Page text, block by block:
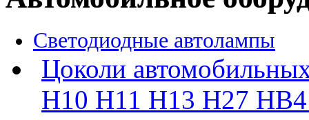
Светодиодные автолампы
Цоколи
H10 H11 H13 H27